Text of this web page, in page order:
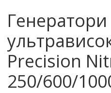
Генератори
Precision
250/600/